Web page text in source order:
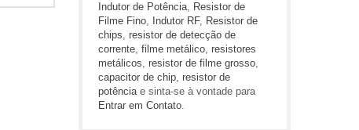
Indutor de Potência, Resistor de
Filme Fino, Indutor RF, Resistor de
chips, resistor de detecção de
corrente, filme metálico, resistores
metálicos, resistor de filme grosso,
capacitor de chip, resistor de
potênciae sinta-se à vontade para
Entrar em Contato.